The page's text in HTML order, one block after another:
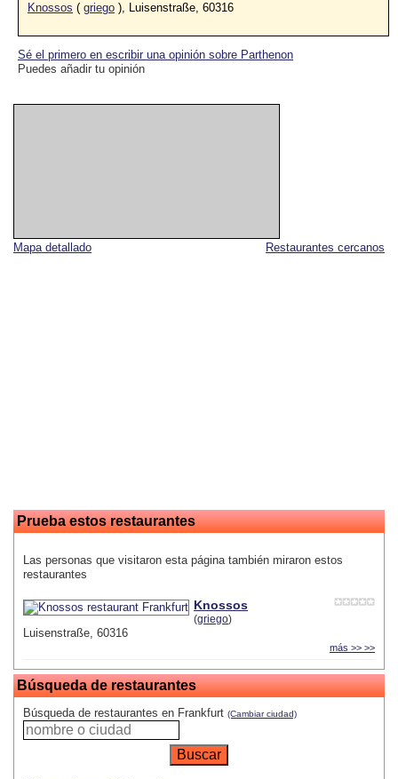
Restaurantes cercanos
Mapa detallado
Prueba estos restaurantes
Las personas que visitaron esta página también miraron estos
restaurantes
Knossos
(griego)
Luisenstraße, 60316
más >> >>
Búsqueda de restaurantes
Búsqueda de restaurantes en Frankfurt (Cambiar ciudad)
Knossos ( griego ), Luisenstraße, 60316
Sé el primero en escribir una opinión sobre Parthenon
Puedes añadir tu opinión